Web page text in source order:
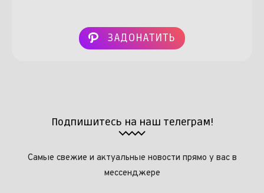
ЗАДОНАТИТЬ
Подпишитесь на наш телеграм!
Самые свежие и актуальные новости прямо у вас в
мессенджере